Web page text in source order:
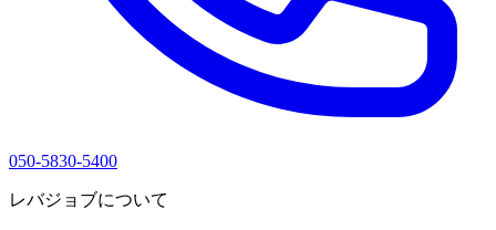
050-5830-5400
レバジョブについて